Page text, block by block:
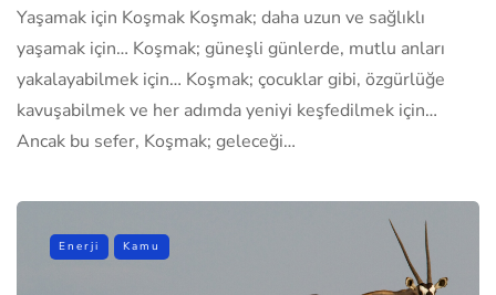
Yaşamak için Koşmak Koşmak; daha uzun ve sağlıklı
yaşamak için… Koşmak; güneşli günlerde, mutlu anları
yakalayabilmek için… Koşmak; çocuklar gibi, özgürlüğe
kavuşabilmek ve her adımda yeniyi keşfedilmek için…
Ancak bu sefer, Koşmak; geleceği…
Enerji Kamu